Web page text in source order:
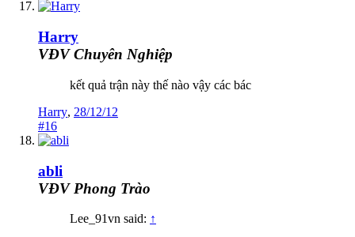
Harry
VĐV Chuyên Nghiệp
kết quả trận này thế nào vậy các bác
Harry, 28/12/12
#16
abli
VĐV Phong Trào
Lee_91vn said: ↑